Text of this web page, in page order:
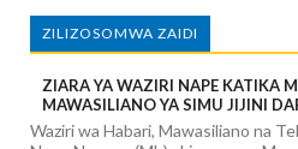
ZILIZOSOMWA ZAIDI
ZIARA YA WAZIRI NAPE KATIKA
MAWASILIANO YA SIMU JIJINI
Waziri wa Habari, Mawasiliano na